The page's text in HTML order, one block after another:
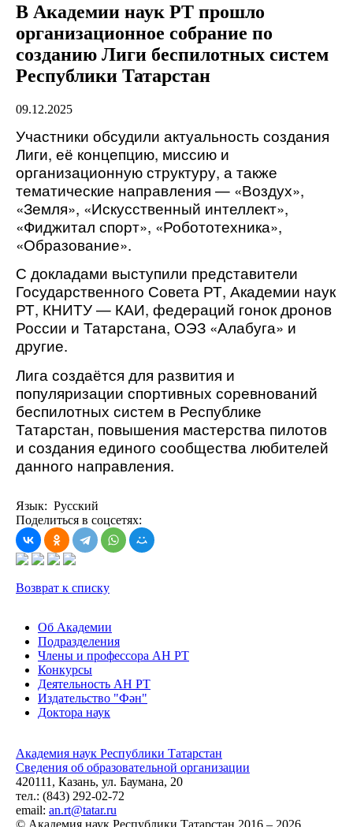
В Академии наук РТ прошло
организационное собрание по
созданию Лиги беспилотных систем
Республики Татарстан
09.12.2025
Участники обсудили актуальность создания
Лиги, её концепцию, миссию и
организационную структуру, а также
тематические направления — «Воздух»,
«Земля», «Искусственный интеллект»,
«Фиджитал спорт», «Робототехника»,
«Образование».
С докладами выступили представители
Государственного Совета РТ, Академии наук
РТ, КНИТУ — КАИ, федераций гонок дронов
России и Татарстана, ОЭЗ «Алабуга» и
другие.
Лига создаётся для развития и
популяризации спортивных соревнований
беспилотных систем в Республике
Татарстан, повышения мастерства пилотов
и создания единого сообщества любителей
данного направления.
Язык: Русский
Поделиться в соцсетях:
Возврат к списку
Об Академии
Подразделения
Члены и профессора АН РТ
Конкурсы
Деятельность АН РТ
Издательство "Фән"
Доктора наук
Академия наук Республики Татарстан
Сведения об образовательной организации
420111, Казань, ул. Баумана, 20
тел.: (843) 292-02-72
email: an.rt@tatar.ru
© Академия наук Республики Татарстан 2016 – 2026